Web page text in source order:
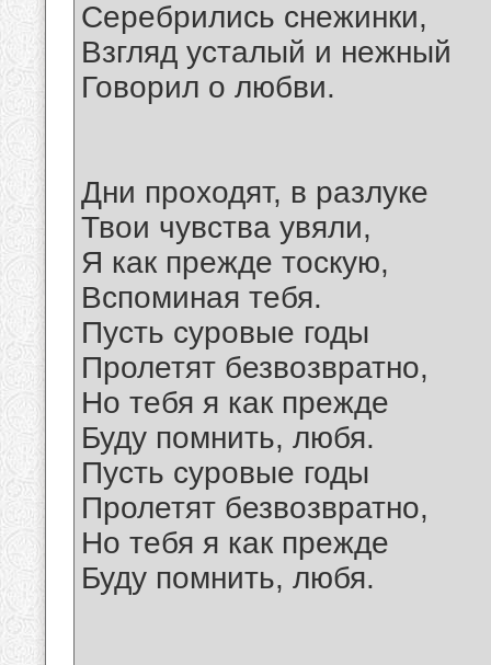
Серебрились снежинки,
Взгляд усталый и нежный
Говорил о любви.
Дни проходят, в разлуке
Твои чувства увяли,
Я как прежде тоскую,
Вспоминая тебя.
Пусть суровые годы
Пролетят безвозвратно,
Но тебя я как прежде
Буду помнить, любя.
Пусть суровые годы
Пролетят безвозвратно,
Но тебя я как прежде
Буду помнить, любя.